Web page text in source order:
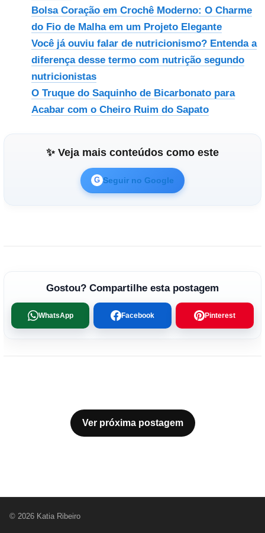
Bolsa Coração em Crochê Moderno: O Charme
do Fio de Malha em um Projeto Elegante
Você já ouviu falar de nutricionismo? Entenda a
diferença desse termo com nutrição segundo
nutricionistas
O Truque do Saquinho de Bicarbonato para
Acabar com o Cheiro Ruim do Sapato
✨ Veja mais conteúdos como este
G Seguir no Google
Gostou? Compartilhe esta postagem
WhatsApp Facebook Pinterest
Ver próxima postagem
© 2026 Katia Ribeiro